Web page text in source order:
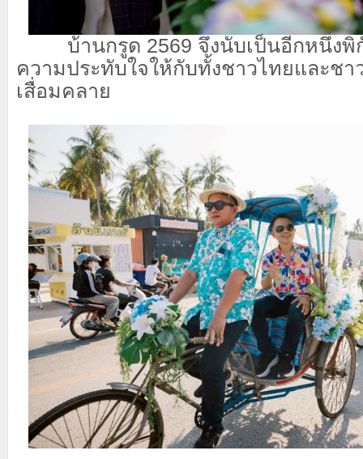
บ้านกรูด 2569 จึงนับเป็นอีกหนึ่งพิกั
ความประทับใจให้กับทั้งชาวไทยและชา
เสื่อมคลาย